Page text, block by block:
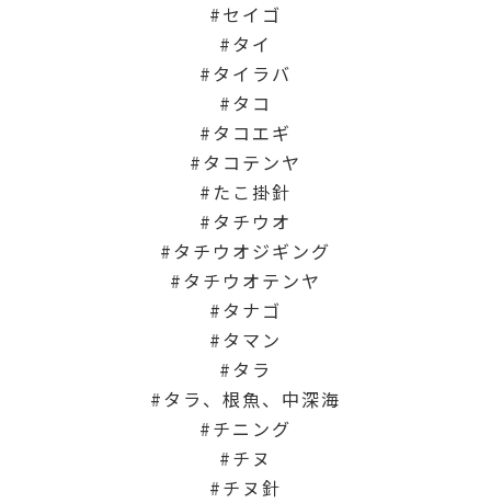
セイゴ
タイ
タイラバ
タコ
タコエギ
タコテンヤ
たこ掛針
タチウオ
タチウオジギング
タチウオテンヤ
タナゴ
タマン
タラ
タラ、根魚、中深海
チニング
チヌ
チヌ針